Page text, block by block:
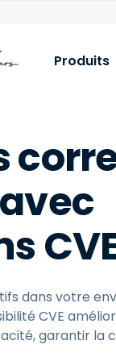
Produits
dans votre
CVE
garantir la